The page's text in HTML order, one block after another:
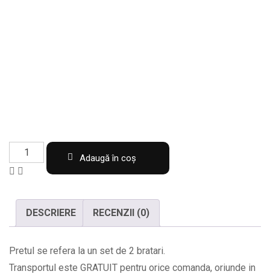
de
bratari
semipretioase
cu
Adaugă în coș
DESCRIERE RECENZII (0)
Pretul se refera la un set de 2 bratari.
Transportul este GRATUIT pentru orice comanda, oriunde in